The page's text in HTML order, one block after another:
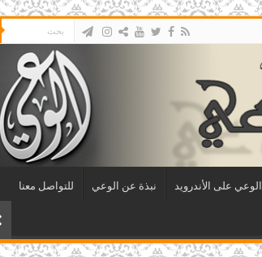
الوعي على الأندرويد نبذة عن الوعي للتواصل معنا